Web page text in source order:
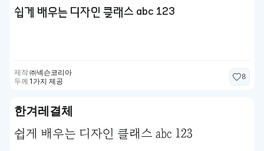
쉽게 배우는 디자인 클래스 abc 123
제작㈜넥슨코리아
두께 1가지 제공
8
한겨레결체
쉽게 배우는 디자인 클래스 abc 123